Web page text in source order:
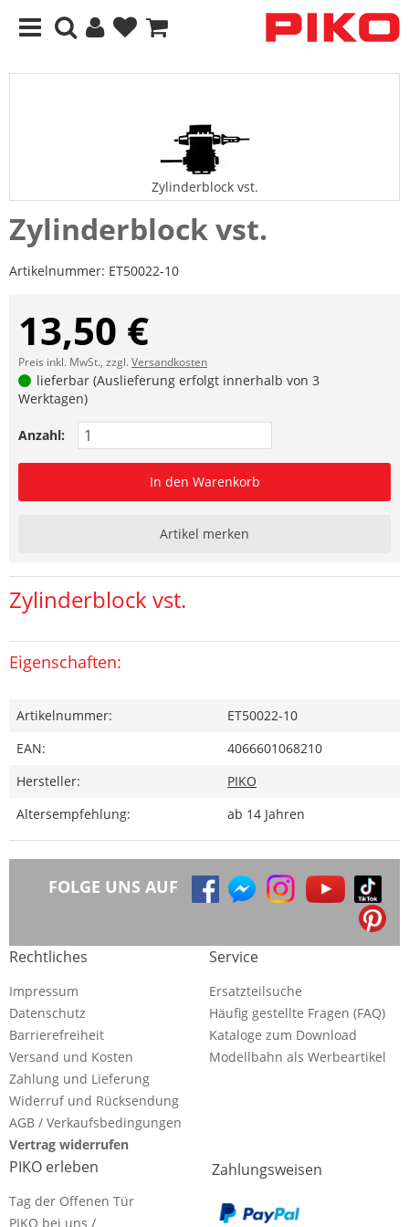
Zylinderblock vst.
Zylinderblock vst.
Artikelnummer: ET50022-10
13,50 €
Preis inkl. MwSt., zzgl.Versandkosten
lieferbar (Auslieferung erfolgt innerhalb von 3
Werktagen)
Anzahl:
In den Warenkorb
Artikel merken
Zylinderblock vst.
Eigenschaften:
Artikelnummer:
ET50022-10
EAN:
4066601068210
Hersteller:
PIKO
Altersempfehlung:
ab 14 Jahren
FOLGE UNS AUF
Rechtliches
Impressum
Datenschutz
Barrierefreiheit
Versand und Kosten
Zahlung und Lieferung
Widerruf und Rücksendung
AGB / Verkaufsbedingungen
Vertrag widerrufen
Service
Ersatzteilsuche
Häufig gestellte Fragen (FAQ)
Kataloge zum Download
Modellbahn als Werbeartikel
PIKO erleben
Tag der Offenen Tür
PIKO bei uns /
Zahlungsweisen